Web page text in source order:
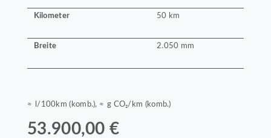
Kilometer 50 km
Breite 2.050 mm
≈ l/100km (komb.), ≈ g CO₂/km (komb.)
53.900,00 €